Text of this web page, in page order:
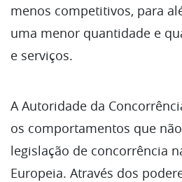
menos competitivos, para
uma menor quantidade e
e serviços.
A Autoridade da
os comportamentos que
legislação de concorrência
Europeia. Através dos